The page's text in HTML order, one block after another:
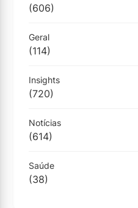
(606)
Geral
(114)
Insights
(720)
Notícias
(614)
Saúde
(38)